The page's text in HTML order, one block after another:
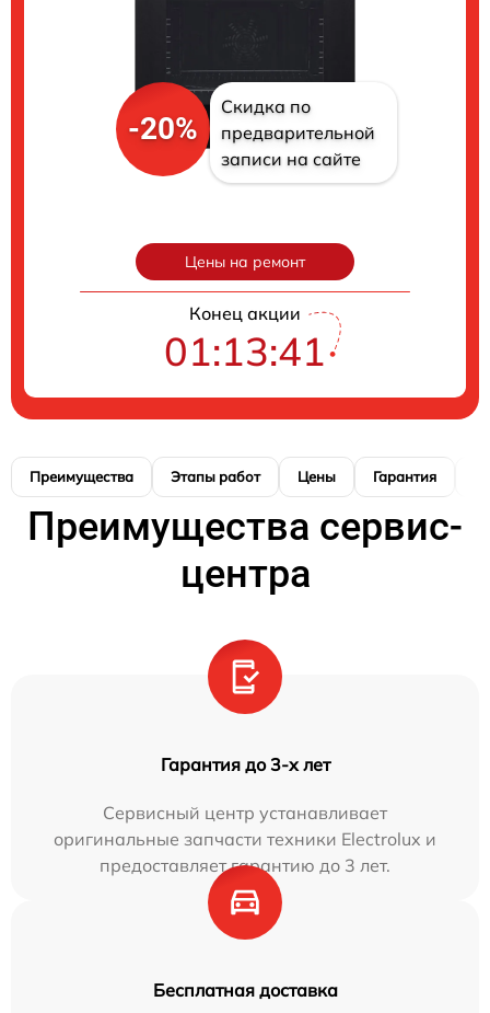
-20%
Скидка по
предварительной
записи на сайте
Цены на ремонт
Конец акции
01:13:40
Преимущества Этапы работ Цены Гарантия
Преимущества сервис-
центра
Гарантия до 3-х лет
Сервисный центр устанавливает
оригинальные запчасти техники Electrolux и
предоставляет гарантию до 3 лет.
Бесплатная доставка